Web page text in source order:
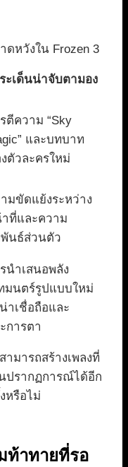
ดหวังใน Frozen 3
ะเด็นน่าจับตามอง
ตีความ “Sky
และบทบาท
ตัวละครใหม่
มขัดแย้งระหว่าง
ที่และความ
นธ์ส่วนตัว
นำเสนอพลัง
มนตร์รูปแบบใหม่
าเชื่อถือและ
การตา
ามารถสร้างเพลงที่
ปรากฏการณ์ได้อีก
หรือไม่
ท้าทายที่รอ